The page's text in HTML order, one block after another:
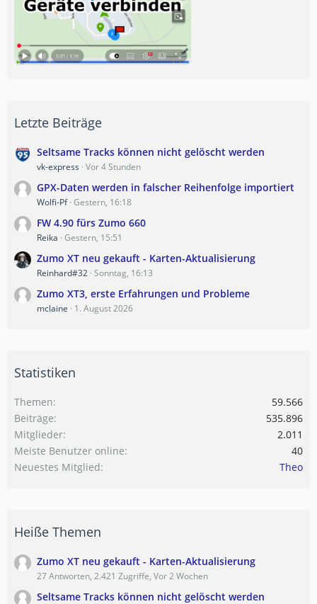
Letzte Beiträge
Seltsame Tracks können nicht gelöscht werden
vk-express Vor 4 Stunden
GPX-Daten werden in falscher Reihenfolge importiert
Wolfi-Pf Gestern, 16:18
FW 4.90 fürs Zumo 660
Reika Gestern, 15:51
Zumo XT neu gekauft - Karten-Aktualisierung
Reinhard#32 Sonntag, 16:13
Zumo XT3, erste Erfahrungen und Probleme
mclaine 1. August 2026
Statistiken
Themen
59.566
Beiträge
535.896
Mitglieder
2.011
Meiste Benutzer online
40
Neuestes Mitglied
Theo
Heiße Themen
Zumo XT neu gekauft - Karten-Aktualisierung
27 Antworten, 2.421 Zugriffe, Vor 2 Wochen
Seltsame Tracks können nicht gelöscht werden